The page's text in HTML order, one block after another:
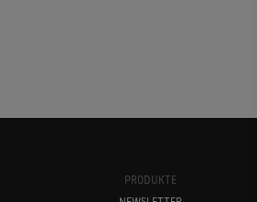
PRODUKTE